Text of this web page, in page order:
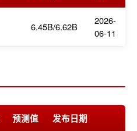
6.45B/6.62B
2026-
06-11
预测值 发布日期